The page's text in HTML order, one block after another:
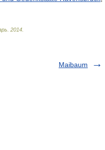
2014
Maibaum